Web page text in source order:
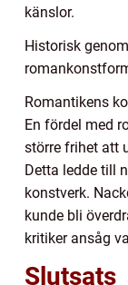
känslor.
Historisk
Romantikens
En fördel med
större frihet att
Detta ledde till
konstverk.
kunde bli
kritiker ansåg
Slutsats